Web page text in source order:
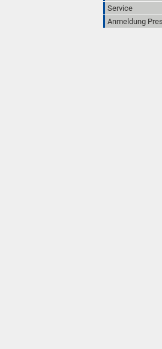
Service
Anmeldung